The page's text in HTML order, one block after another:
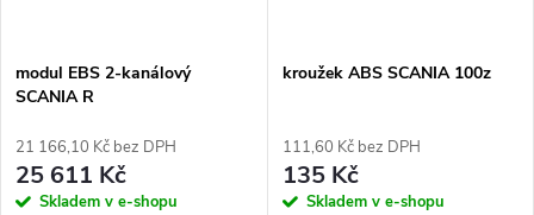
modul EBS 2-kanálový
SCANIA R
21 166,10 Kč bez DPH
25 611 Kč
Skladem v e-shopu
kroužek ABS SCANIA 100z
111,60 Kč bez DPH
135 Kč
Skladem v e-shopu